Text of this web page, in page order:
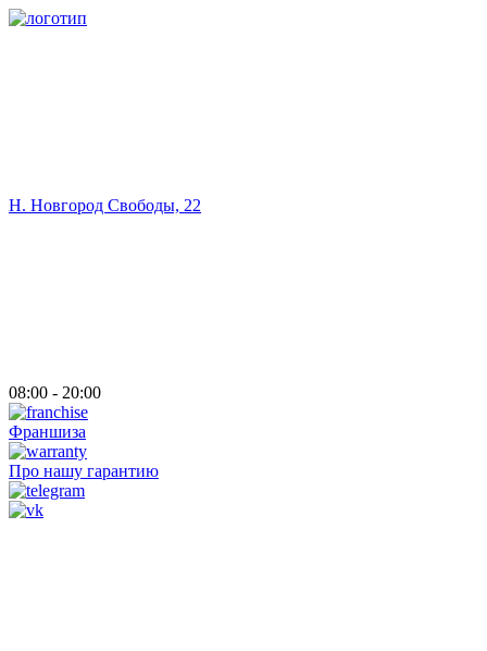
Н. Новгород Свободы, 22
08:00 - 20:00
Франшиза
Про нашу гарантию